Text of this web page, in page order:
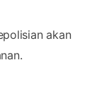
akan